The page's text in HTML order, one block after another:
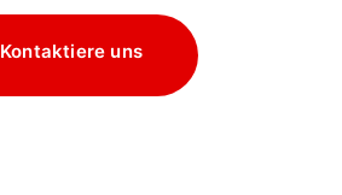
Kontaktiere uns